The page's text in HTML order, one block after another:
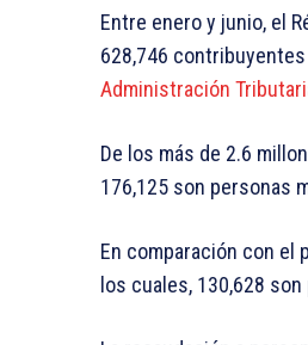
Entre enero y junio, el
628,746
Administración
De los más de 2.6
176,125 son personas
En comparación con el
los cuales, 130,628